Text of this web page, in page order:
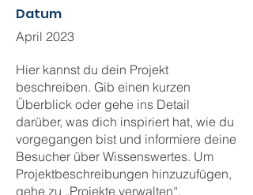
Datum
April 2023
Hier kannst du dein Projekt
beschreiben. Gib einen kurzen
Überblick oder gehe ins Detail
darüber, was dich inspiriert hat, wie du
vorgegangen bist und informiere deine
Besucher über Wissenswertes. Um
Projektbeschreibungen hinzuzufügen,
gehe zu „Projekte verwalten“.